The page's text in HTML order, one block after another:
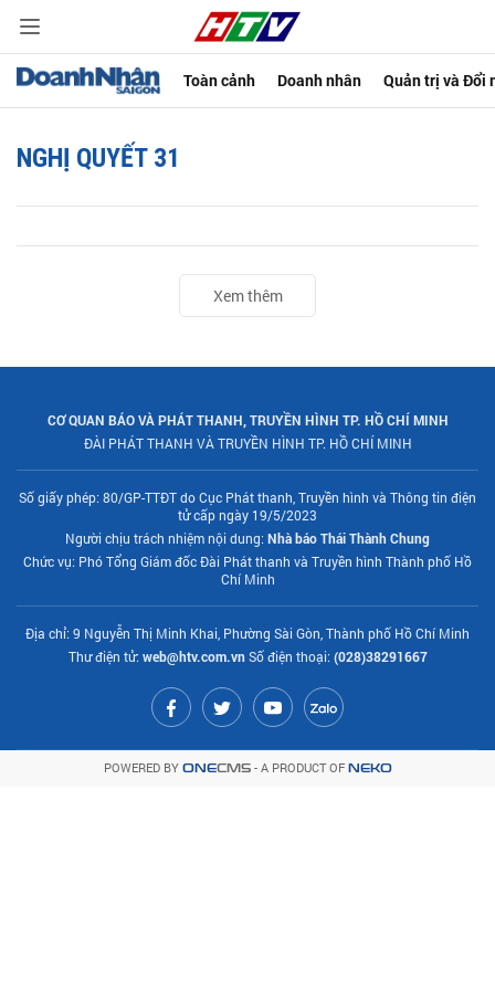
Toàn cảnh Doanh nhân Quản trị và Đổi
NGHỊ QUYẾT 31
Xem thêm
CƠ QUAN BÁO VÀ PHÁT THANH, TRUYỀN HÌNH TP. HỒ CHÍ MINH
ĐÀI PHÁT THANH VÀ TRUYỀN HÌNH TP. HỒ CHÍ MINH
Số giấy phép: 80/GP-TTĐT do Cục Phát thanh, Truyền hình và Thông tin điện
tử cấp ngày 19/5/2023
Người chịu trách nhiệm nội dung: Nhà báo Thái Thành Chung
Chức vụ: Phó Tổng Giám đốc Đài Phát thanh và Truyền hình Thành phố Hồ
Chí Minh
Địa chỉ: 9 Nguyễn Thị Minh Khai, Phường Sài Gòn, Thành phố Hồ Chí Minh
Thư điện tử: web@htv.com.vnSố điện thoại: (028)38291667
POWERED BY ONECMS- A PRODUCT OF NEKO